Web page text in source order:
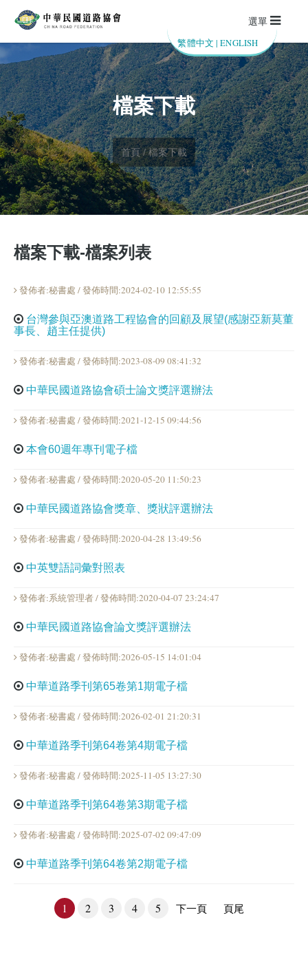
繁體中文 |ENGLISH
選單
檔案下載
首頁 / 檔案下載
檔案下載-檔案列表
發佈者:秘書處 / 發佈時間:2024-02-10 12:55:55
台灣參與亞澳道路工程協會的回顧及展望(感謝亞新莫董
事長、趙主任提供)
發佈者:秘書處 / 發佈時間:2023-08-09 08:41:32
中華民國道路協會碩士論文獎評選辦法
發佈者:秘書處 / 發佈時間:2021-12-15 09:44:56
本會60週年專刊電子檔
發佈者:秘書處 / 發佈時間:2020-05-20 11:50:23
中華民國道路協會獎章、獎狀評選辦法
發佈者:秘書處 / 發佈時間:2020-04-28 13:49:56
中英雙語詞彙對照表
發佈者:系統管理者 / 發佈時間:2020-04-07 23:24:47
中華民國道路協會論文獎評選辦法
發佈者:秘書處 / 發佈時間:2026-05-15 14:01:04
中華道路季刊第65卷第1期電子檔
發佈者:秘書處 / 發佈時間:2026-02-01 21:20:31
中華道路季刊第64卷第4期電子檔
發佈者:秘書處 / 發佈時間:2025-11-05 13:27:30
中華道路季刊第64卷第3期電子檔
發佈者:秘書處 / 發佈時間:2025-07-02 09:47:09
中華道路季刊第64卷第2期電子檔
1 2 3 4 5 下一頁 頁尾